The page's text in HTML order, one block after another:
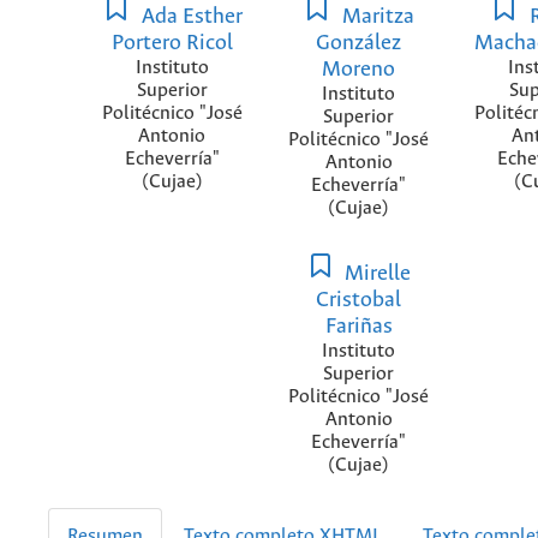
Ada Esther
Portero Ricol
Instituto
Superior
Politécnico "José
Antonio
Echeverría"
(Cujae)
Maritza
González
Moreno
Instituto
Superior
Politécnico "José
Antonio
Echeverría"
(Cujae)
Mirelle
Cristobal
Fariñas
Instituto
Superior
Politécnico "José
Antonio
Echeverría"
(Cujae)